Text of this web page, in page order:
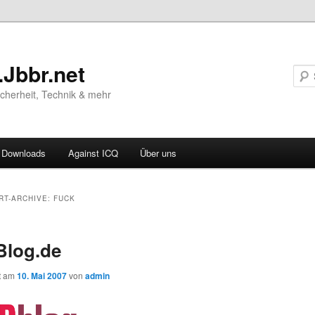
Technik & mehr
Downloads Against ICQ Über uns
ARCHIVE: FUCK
am10. Mai 2007 vonadmin